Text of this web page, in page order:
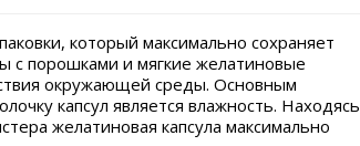
который максимально сохраняет
с порошками и мягкие желатиновые
окружающей среды. Основным
капсул является влажность. Находясь
желатиновая капсула максимально